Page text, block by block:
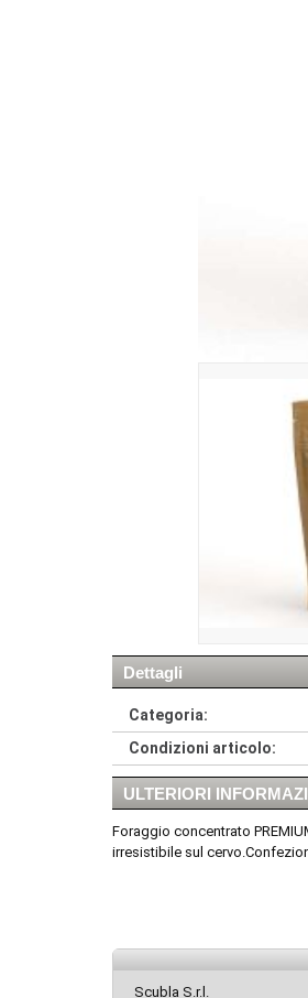
Dettagli
Categoria:
Condizioni articolo:
ULTERIORI
Foraggio concentrato
irresistibile sul
Scubla S.r.l.